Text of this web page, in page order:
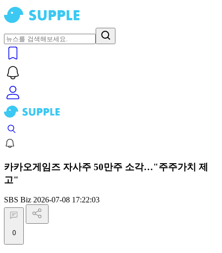
카카오게임즈 자사주 50만주 소각…"주주가치 제
고"
SBS Biz 2026-07-08 17:22:03
0